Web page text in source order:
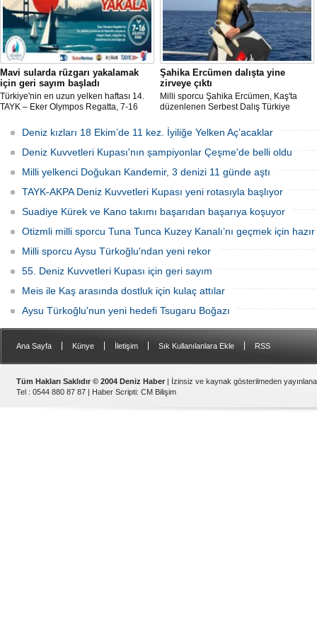
Mavi sularda rüzgarı yakalamak
için geri sayım başladı
Türkiye'nin en uzun yelken haftası 14.
TAYK – Eker Olympos Regatta, 7-16
sulara yelken açıyor.
Şahika Ercümen dalışta yine
zirveye çıktı
Milli sporcu Şahika Ercümen, Kaş'ta
düzenlenen Serbest Dalış Türkiye
kategorisinde 68 metre dalış yaparak
şampiyon oldu.
Deniz kızları 18 Ekim’de 11 kez. İyiliğe Yelken Aç’acaklar
Deniz Kuvvetleri Kupası'nın şampiyonlar Çeşme'de belli oldu
Milli yelkenci Doğukan Kandemir, 3 denizi 11 günde aştı
TAYK-AKPA Deniz Kuvvetleri Kupası yeni rotasıyla başlıyor
Suadiye Kürek ve Kano takımı başarıdan başarıya koşuyor
Otizmli milli sporcu Tuna Tunca Kuzey Kanalı’nı geçmek için hazır
Milli sporcu Aysu Türkoğlu'ndan yeni rekor
55. Deniz Kuvvetleri Kupası için geri sayım
Meis ile Kaş arasında dostluk için kulaç attılar
Aysu Türkoğlu'nun yeni hedefi Tsugaru Boğazı
Ana Sayfa Künye İletişim Sık Kullanılanlara Ekle RSS
Tüm Hakları Saklıdır © 2004 Deniz Haber | İzinsiz ve kaynak gösterilmeden
Tel : 0544 880 87 87 | Haber Scripti: CM Bilişim